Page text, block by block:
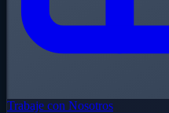
Trabaje con Nosotros